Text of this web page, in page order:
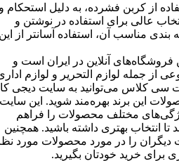
از کربن فشرده، به دلیل استحکام
عالی برای استفاده در نوشتن و
مناسب آن، استفاده آسانتر از
فروشگاه‌های آنلاین در ایران است و
از جمله لوازم التحریر و لوازم
سی کلاس می‌توانید به سایت دیجی
این برند بهره‌مند شوید. این سایت
مختلف محصولات را فراهم
انتخاب بهتری داشته باشید. همچنین
دیگران را در مورد محصولات مورد
برای خرید خودتان بگیرید.